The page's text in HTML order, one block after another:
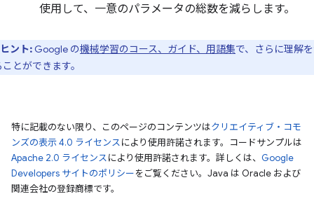
使用して、一意のパラメータの総数を減らします。
ヒント: Google の機械学習のコース、ガイド、用語集で、さらに理解
とができます。
特に記載のない限り、このページのコンテンツはクリエイティブ・コモ
ンズの表示 4.0 ライセンスにより使用許諾されます。コードサンプルは
Apache 2.0 ライセンスにより使用許諾されます。詳しくは、 Google
Developers サイトのポリシーをご覧ください。Java は Oracle および
関連会社の登録商標です。